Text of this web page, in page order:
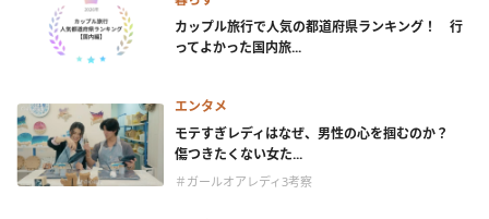
カップル旅行で人気の都道府県ランキング！ 行
ってよかった国内旅...
エンタメ
モテすぎレディはなぜ、男性の心を掴むのか？
傷つきたくない女た...
＃ガールオアレディ3考察